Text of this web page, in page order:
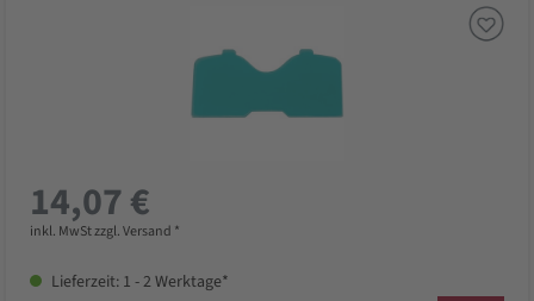
14,07 €
inkl. MwSt zzgl. Versand *
Lieferzeit: 1 - 2 Werktage*